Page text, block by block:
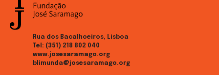
Rua dos Bacalhoeiros, Lisboa
Tel: (351) 218 802 040
www.josesaramago.org
blimunda@josesaramago.org